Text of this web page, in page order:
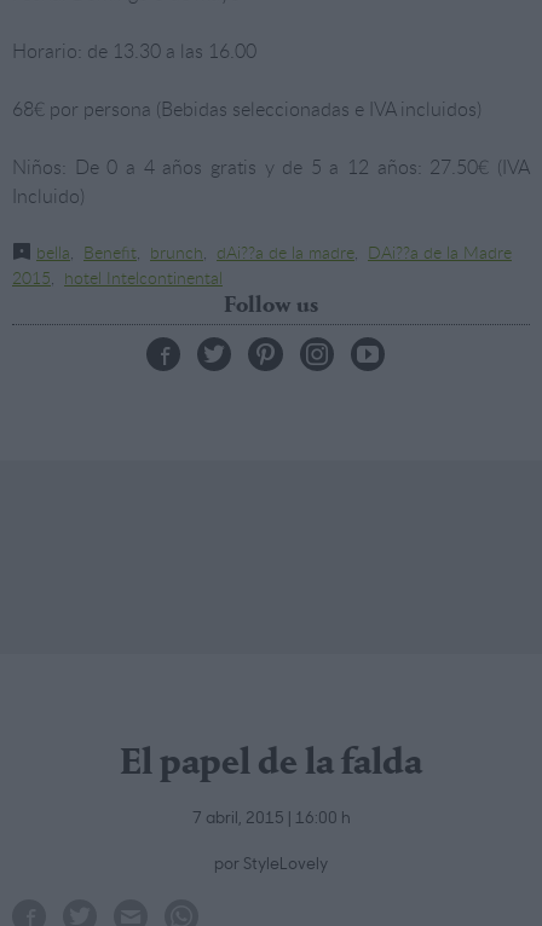
Horario: de 13.30 a las 16.00
68€ por persona (Bebidas seleccionadas e IVA incluidos)
Niños: De 0 a 4 años gratis y de 5 a 12 años: 27.50€ (IVA
Incluido)
bella, Benefit, brunch, dAi??a de la madre, DAi??a de la Madre
2015, hotel Intelcontinental
Follow us
El papel de la falda
7 abril, 2015 | 16:00 h
por StyleLovely